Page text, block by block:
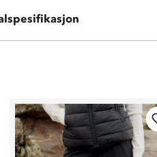
92% nylon / 8%